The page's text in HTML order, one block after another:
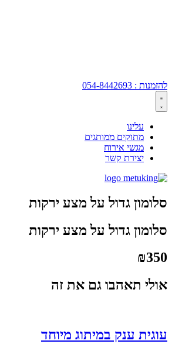
להזמנות : 054-8442693
עלינו
מתוקים ממותגים
מגשי אירוח
יצירת קשר
סלומון גדול על מצע ירקות
סלומון גדול על מצע ירקות
₪350
אולי תאהבו גם את זה
עוגית ענק במיתוג מיוחד